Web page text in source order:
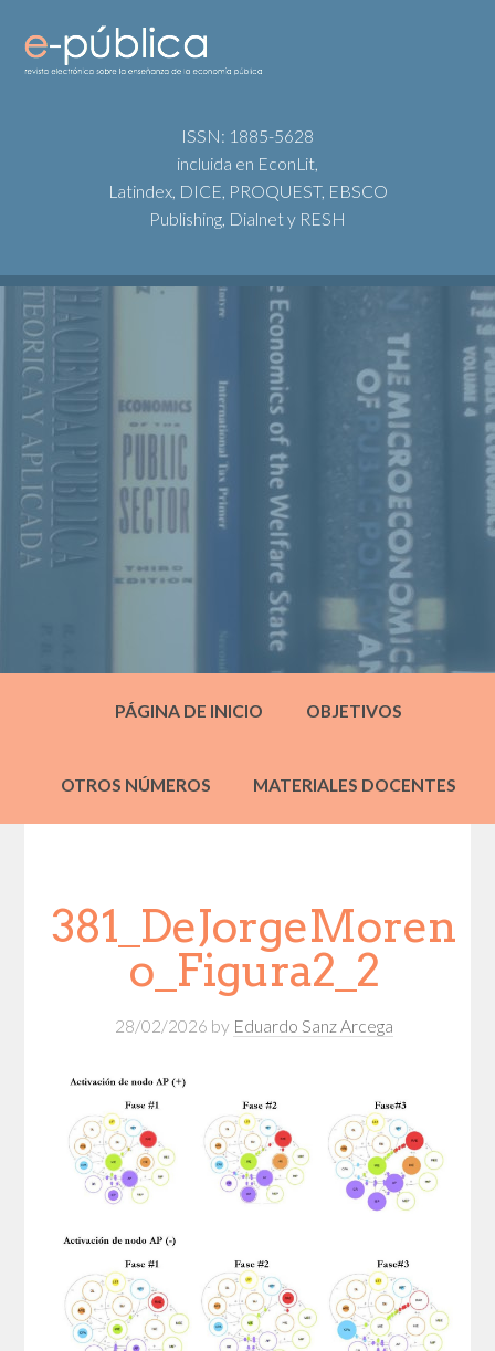
ISSN: 1885-5628
incluida en EconLit,
Latindex, DICE, PROQUEST, EBSCO
Publishing, Dialnet y RESH
PÁGINA DE INICIO OBJETIVOS
OTROS NÚMEROS MATERIALES DOCENTES
381_DeJorgeMoren
o_Figura2_2
28/02/2026 by Eduardo Sanz Arcega